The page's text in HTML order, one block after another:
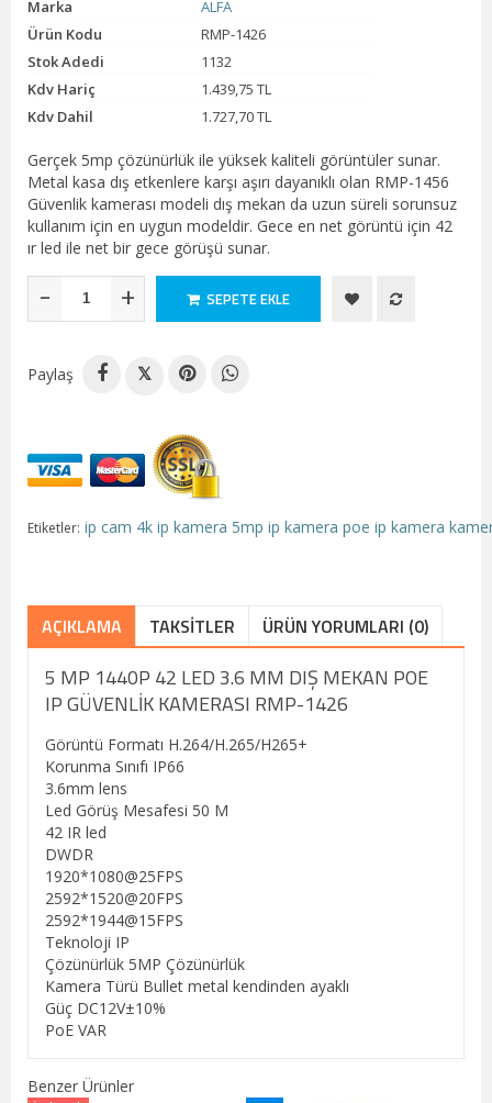
Marka
ALFA
Ürün Kodu
RMP-1426
Stok Adedi
1132
Kdv Hariç
1.439,75 TL
Kdv Dahil
1.727,70 TL
Gerçek 5mp çözünürlük ile yüksek kaliteli görüntüler sunar.
Metal kasa dış etkenlere karşı aşırı dayanıklı olan RMP-1456
Güvenlik kamerası modeli dış mekan da uzun süreli sorunsuz
kullanım için en uygun modeldir. Gece en net görüntü için 42
ır led ile net bir gece görüşü sunar.
- + SEPETE EKLE
Paylaş 𝕏
Etiketler: ip cam 4k ip kamera 5mp ip kamera poe ip kamera
AÇIKLAMA TAKSITLER ÜRÜN YORUMLARI (0)
5 MP 1440P 42 LED 3.6 MM DIŞ MEKAN POE
IP GÜVENLİK KAMERASI RMP-1426
Görüntü Formatı H.264/H.265/H265+
Korunma Sınıfı IP66
3.6mm lens
Led Görüş Mesafesi 50 M
42 IR led
DWDR
1920*1080@25FPS
2592*1520@20FPS
2592*1944@15FPS
Teknoloji IP
Çözünürlük 5MP Çözünürlük
Kamera Türü Bullet metal kendinden ayaklı
Güç DC12V±10%
PoE VAR
Benzer Ürünler